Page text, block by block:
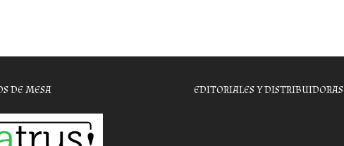
DE MESA EDITORIALES Y DISTRIBUIDORAS